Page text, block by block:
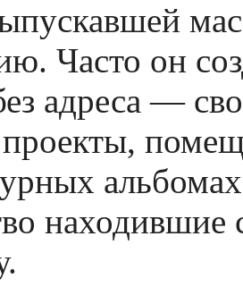
Часто он
адреса —
находившие